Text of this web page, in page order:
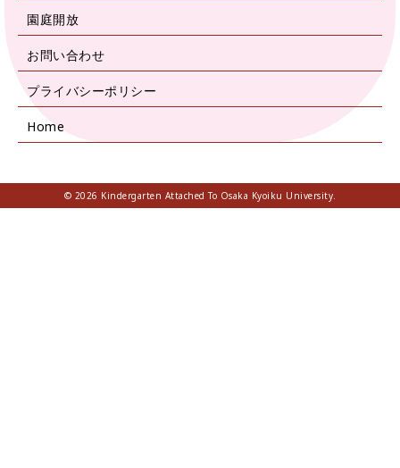
園庭開放
お問い合わせ
プライバシーポリシー
Home
© 2026 Kindergarten Attached To Osaka Kyoiku University.